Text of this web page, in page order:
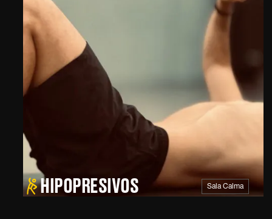
HIPOPRESIVOS Sala Calma